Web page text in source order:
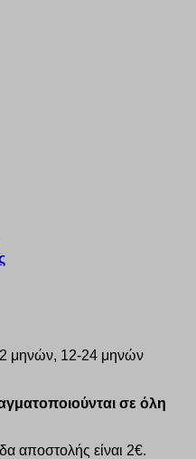
μηνών, 12-24 μηνών
σε όλη
αποστολής είναι 2€.